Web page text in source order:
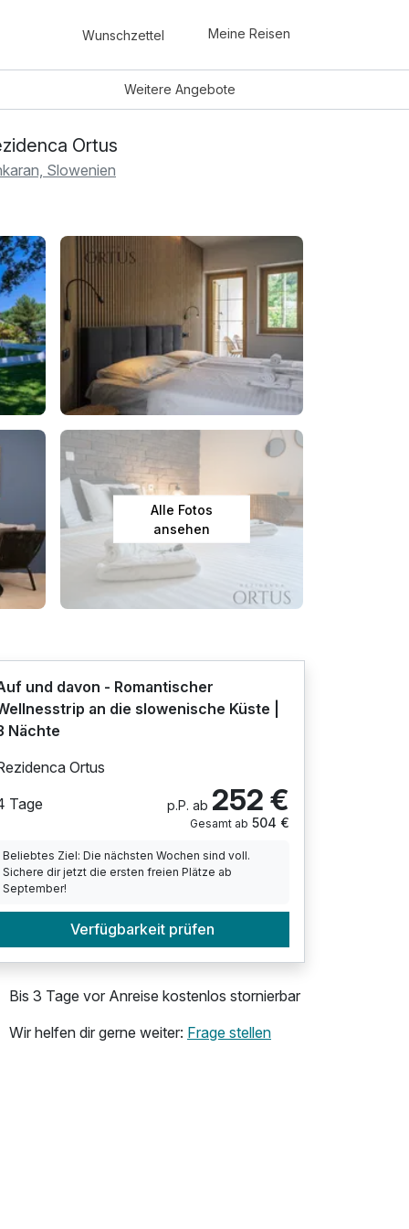
Wunschzettel Meine Reisen
WeitereAngebote
Ortus
Slowenien
Alle Fotos
ansehen
und davon - Romantischer
an die slowenische Küste |
Nächte
Ortus
Tage
p.P. ab 252 €
Gesamt ab 504 €
Beliebtes Ziel: Die nächsten Wochen sind voll.
Sichere dir jetzt die ersten freien Plätze ab
September!
Verfügbarkeit prüfen
Bis 3 Tage vor Anreise kostenlos stornierbar
Wir helfen dir gerne weiter: Frage stellen